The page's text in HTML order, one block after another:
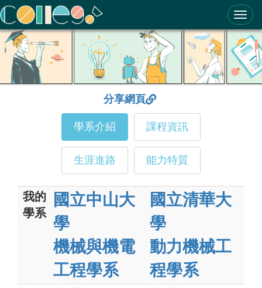
ColleGo! 大學選才與高中育才輔助系統
分享網頁
學系介紹 課程資訊
生涯進路 能力特質
我的
學系
國立中山大
學
機械與機電
工程學系
國立清華大
學
動力機械工
程學系